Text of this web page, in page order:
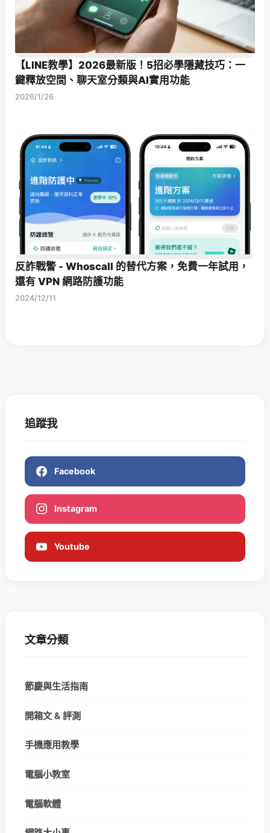
【LINE教學】2026最新版！5招必學隱藏技巧：一
鍵釋放空間、聊天室分類與AI實用功能
2026/1/26
反詐戰警 - Whoscall 的替代方案，免費一年試用，
還有 VPN 網路防護功能
2024/12/11
追蹤我
Facebook
Instagram
Youtube
文章分類
節慶與生活指南
開箱文 & 評測
手機應用教學
電腦小教室
電腦軟體